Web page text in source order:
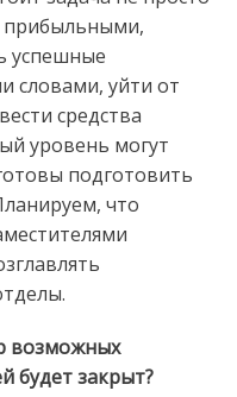
прибыльными,
успешные
словами, уйти от
средства
уровень могут
подготовить
что
возможных
будет закрыт?